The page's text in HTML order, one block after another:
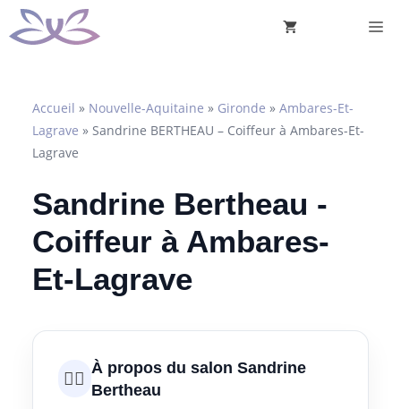
Aller
au
Accueil » Nouvelle-Aquitaine » Gironde » Ambares-Et-
Lagrave » Sandrine BERTHEAU – Coiffeur à Ambares-Et-
Lagrave
Sandrine Bertheau -
Coiffeur à Ambares-
Et-Lagrave
💇‍♀️ À propos du salon Sandrine
Bertheau